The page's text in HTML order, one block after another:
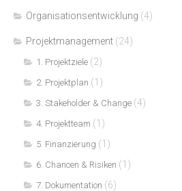
Organisationsentwicklung (4)
Projektmanagement (24)
1. Projektziele (2)
2. Projektplan (1)
3. Stakeholder & Change (4)
4. Projektteam (1)
5. Finanzierung (1)
6. Chancen & Risiken (1)
7. Dokumentation (6)